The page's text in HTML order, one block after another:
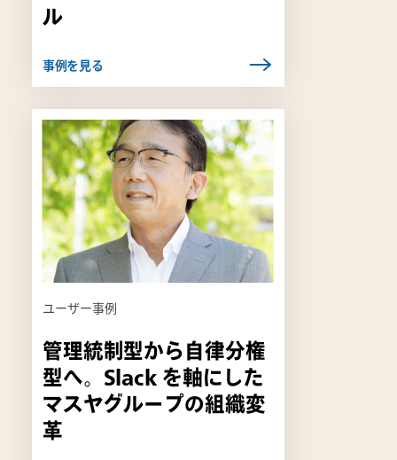
ル
事例を見る
リ
ン
ク
は
新
し
い
タ
で
き
ま
す
ユーザー事例
管理統制型から自律分権
型へ。Slack を軸にした
マスヤグループの組織変
革